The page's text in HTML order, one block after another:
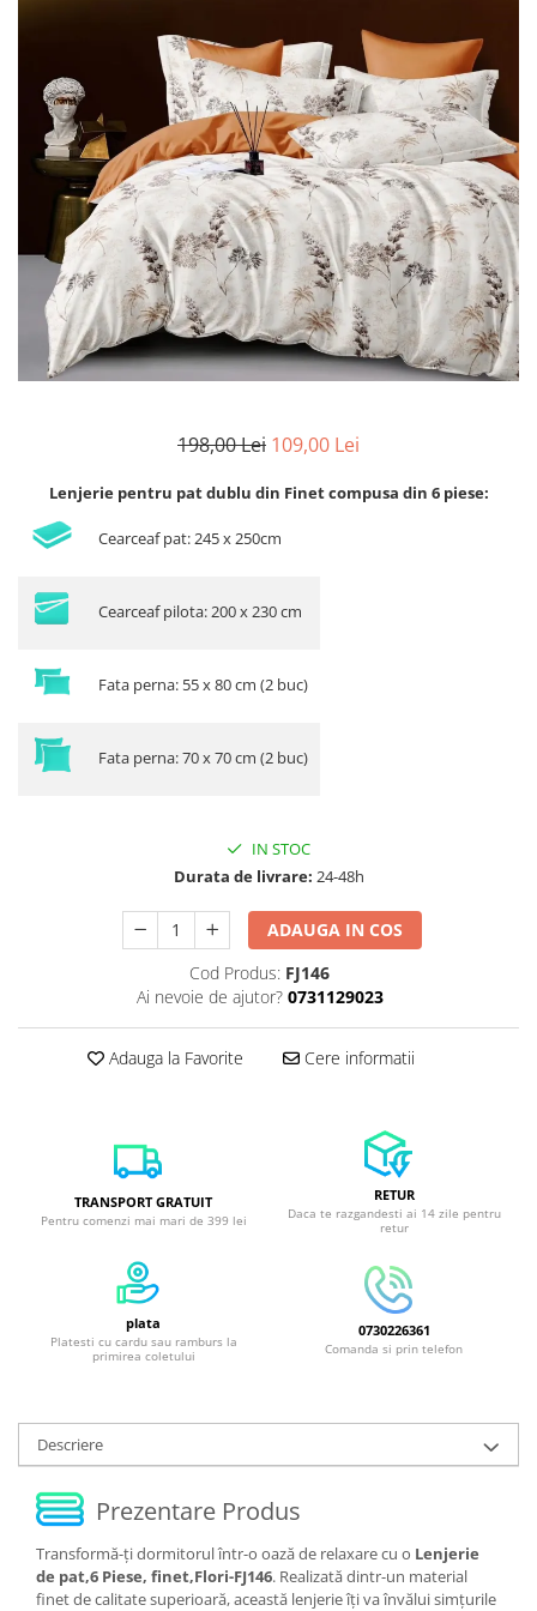
Lenjerii de pat Bumbac 100%
Lenjerii de pat Cocolino
Lenjerii de pat Finet + 2 Draperii
Lenjerii de pat Saten 4 piese cu
elastic
198,00 Lei 109,00 Lei
Lenjerie pentru pat dublu din Finet compusa din 6 piese:
Cearceaf pat: 245 x 250cm
Cearceaf pilota: 200 x 230 cm
Fata perna: 55 x 80 cm (2 buc)
Fata perna: 70 x 70 cm (2 buc)
IN STOC
Durata de livrare: 24-48h
ADAUGA IN COS
Cod Produs: FJ146
Ai nevoie de ajutor? 0731129023
Adauga la Favorite Cere informatii
TRANSPORT GRATUIT
Pentru comenzi mai mari de 399 lei
RETUR
Daca te razgandesti ai 14 zile pentru
retur
plata
Platesti cu cardu sau ramburs la
primirea coletului
0730226361
Comanda si prin telefon
Descriere
Prezentare Produs
Transformă-ți dormitorul într-o oază de relaxare cu o Lenjerie
de pat,6 Piese, finet,Flori-FJ146. Realizată dintr-un material
finet de calitate superioară, această lenjerie îți va învălui simțurile